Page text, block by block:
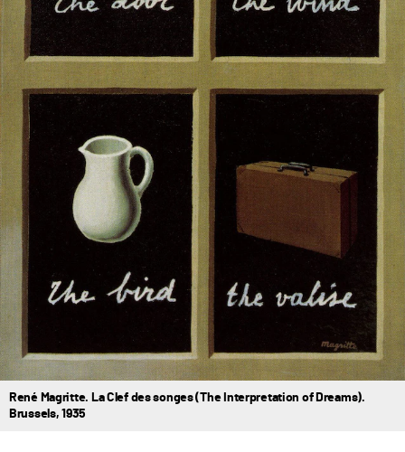
René Magritte. La Clef des songes (The Interpretation of Dreams).
Brussels, 1935